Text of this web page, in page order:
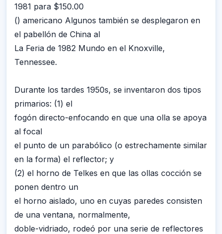
1981 para $150.00
() americano Algunos también se desplegaron en
el pabellón de China al
La Feria de 1982 Mundo en el Knoxville,
Tennessee.
Durante los tardes 1950s, se inventaron dos tipos
primarios: (1) el
fogón directo-enfocando en que una olla se apoya
al focal
el punto de un parabólico (o estrechamente similar
en la forma) el reflector; y
(2) el horno de Telkes en que las ollas cocción se
ponen dentro un
el horno aislado, uno en cuyas paredes consisten
de una ventana, normalmente,
doble-vidriado, rodeó por una serie de reflectores